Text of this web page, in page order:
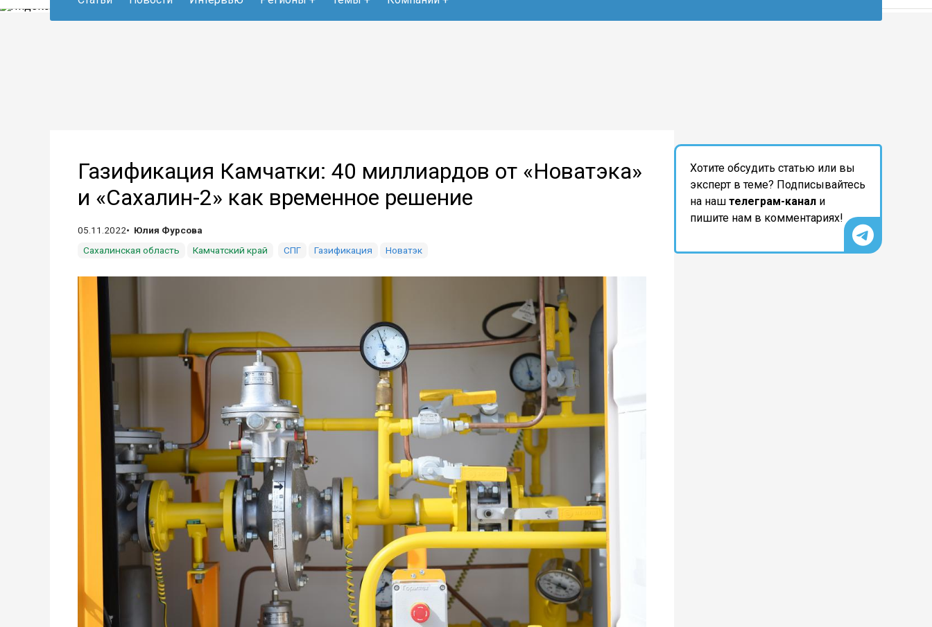
Газификация Камчатки: 40 миллиардов от «Новатэка»
и «Сахалин-2» как временное решение
05.11.2022
Юлия Фурсова
Сахалинская область
Камчатский край СПГ Газификация Новатэк
Хотите обсудить статью или вы
эксперт в теме? Подписывайтесь
на наш телеграм-канал и
пишите нам в комментариях!